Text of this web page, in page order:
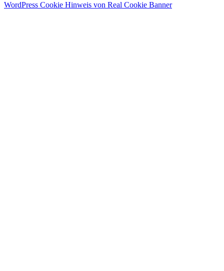
WordPress Cookie Hinweis von Real Cookie Banner